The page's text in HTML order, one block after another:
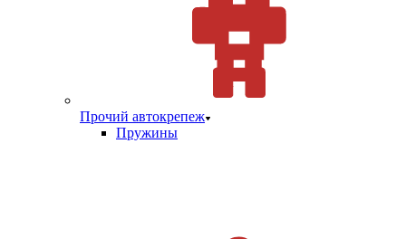
Прочий автокрепеж
Пружины